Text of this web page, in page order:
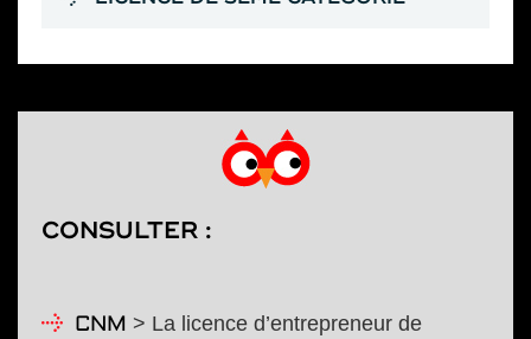
CONSULTER :
CNM > La licence d’entrepreneur de